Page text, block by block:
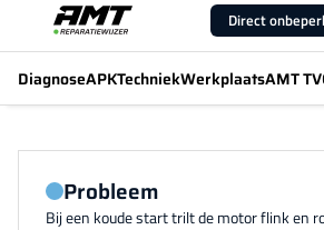
Direct
DiagnoseAPKTechniekWerkplaatsAMT TV
Probleem
Bij een koude start trilt de motor flink en